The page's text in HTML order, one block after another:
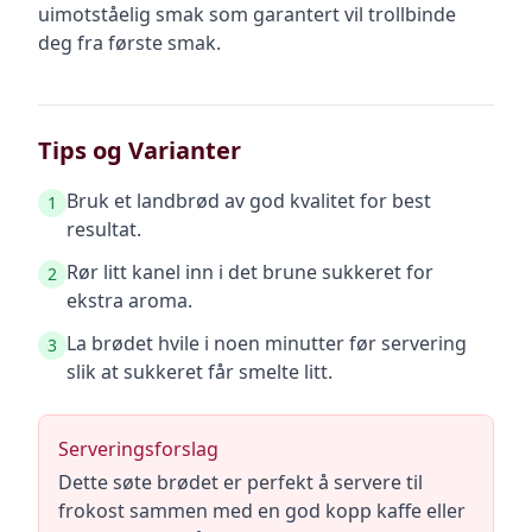
uimotståelig smak som garantert vil trollbinde
deg fra første smak.
Tips og Varianter
1
Bruk et landbrød av god kvalitet for best
resultat.
2 Rør litt kanel inn i det brune sukkeret for
ekstra aroma.
3 La brødet hvile i noen minutter før servering
slik at sukkeret får smelte litt.
Serveringsforslag
Dette søte brødet er perfekt å servere til
frokost sammen med en god kopp kaffe eller